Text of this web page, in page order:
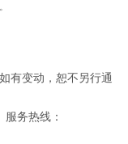
有变动，恕不另行通
务热线：